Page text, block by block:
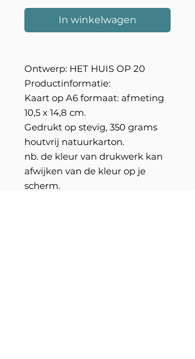
In winkelwagen
Ontwerp: HET HUIS OP 20
Productinformatie:
Kaart op A6 formaat: afmeting
10,5 x 14,8 cm.
Gedrukt op stevig, 350 grams
houtvrij natuurkarton.
nb. de kleur van drukwerk kan
afwijken van de kleur op je
scherm.